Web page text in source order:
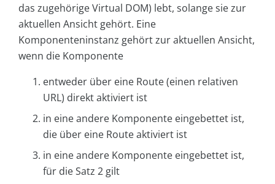
das zugehörige Virtual DOM) lebt, solange sie zur
aktuellen Ansicht gehört. Eine
Komponenteninstanz gehört zur aktuellen Ansicht,
wenn die Komponente
entweder über eine Route (einen relativen
URL) direkt aktiviert ist
in eine andere Komponente eingebettet ist,
die über eine Route aktiviert ist
in eine andere Komponente eingebettet ist,
für die Satz 2 gilt